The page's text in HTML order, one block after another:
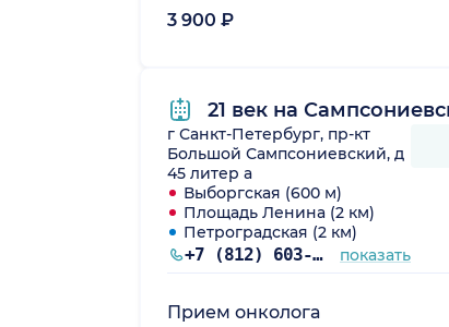
3 900 ₽
21 век на
г Санкт-Петербург, пр-кт
Большой Сампсониевский, д
45 литер а
Выборгская (600 м)
Площадь Ленина (2 км)
Петроградская (2 км)
+7 (812) 603-60-42 показать
Прием онколога